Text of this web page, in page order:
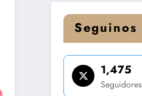
Seguinos
1,475
Seguidores